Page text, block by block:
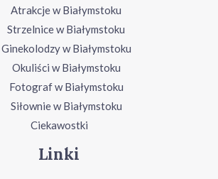
Atrakcje w Białymstoku
Strzelnice w Białymstoku
Ginekolodzy w Białymstoku
Okuliści w Białymstoku
Fotograf w Białymstoku
Siłownie w Białymstoku
Ciekawostki
Linki